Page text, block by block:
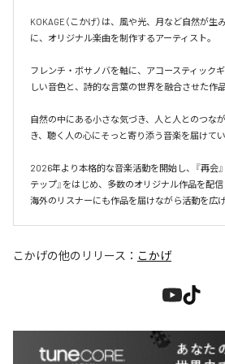
KOKAGE（こかげ）は、風や光、月など自然が
に、オリジナル楽曲を制作するアーティスト。
フレンチ・ボサノバを軸に、アコースティック
しい音色と、詩的な言葉の世界を融合させた作
自然の中にある小さな気づき、人と人とのつな
き、聴く人の心にそっと寄り添う音楽を届けてい
2026年より本格的な音楽活動を開始し、『再会』
テップ』をはじめ、多数のオリジナル作品を配
海外のリスナーにも作品を届けながら活動を広げ
こかげの他のリリース： こかげ